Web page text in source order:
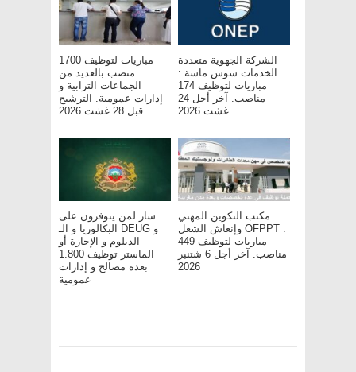
مباريات لتوظيف 1700
منصب بالعديد من
الجماعات الترابية و
إدارات عمومية. الترشيح
قبل 28 غشت 2026
الشركة الجهوية متعددة
الخدمات سوس ماسة :
مباريات لتوظيف 174
مناصب. آخر أجل 24
غشت 2026
سار لمن يتوفرون على
البكالوريا و الـ DEUG و
الدبلوم و الإجازة أو
الماستر توظيف 1.800
بعدة مصالح و إدارات
عمومية
مكتب التكوين المهني
وإنعاش الشغل OFPPT :
مباريات لتوظيف 449
مناصب. آخر أجل 6 شتنبر
2026